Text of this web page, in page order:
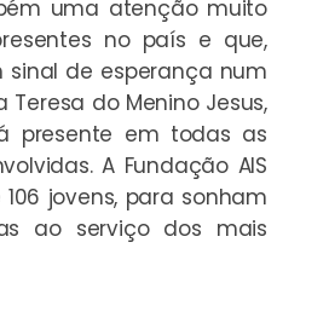
uma atenção muito
no país e que,
de esperança num
do Menino Jesus,
presente em todas as
A Fundação AIS
jovens, para sonham
ao serviço dos mais